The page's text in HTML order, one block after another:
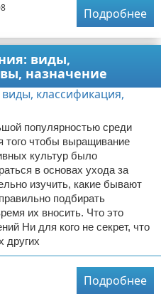
Подробнее
виды,
назначение
популярностью среди
того чтобы выращивание
культур было
в основах ухода за
изучить, какие бывают
подбирать
их вносить. Что это
Ни для кого не секрет, что
других
Подробнее